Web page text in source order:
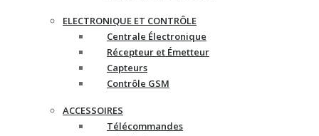
ELECTRONIQUE ET CONTRÔLE
Centrale Électronique
Récepteur et Émetteur
Capteurs
Contrôle GSM
ACCESSOIRES
Télécommandes